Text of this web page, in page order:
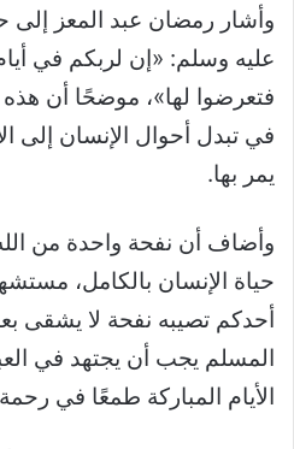
وأشار رمضان عبد المعز إلى
عليه وسلم: «إن لربكم في
فتعرضوا لها»، موضحًا أن
في تبدل أحوال الإنسان إلى
يمر بها.
وأضاف أن نفحة واحدة من
حياة الإنسان بالكامل،
أحدكم تصيبه نفحة لا يشقى
المسلم يجب أن يجتهد في
الأيام المباركة طمعًا في